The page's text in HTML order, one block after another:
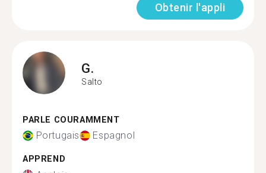
Obtenir l'appli
G.
Salto
PARLE COURAMMENT
Portugais Espagnol
APPREND